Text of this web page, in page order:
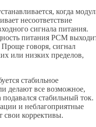
когда
несоответствие
сигнала питания.
питания PCM
говоря, сигнал
или низких пределов,
стабильное
делают все возможное,
стабильный ток.
и неблагоприятные
коррективы.